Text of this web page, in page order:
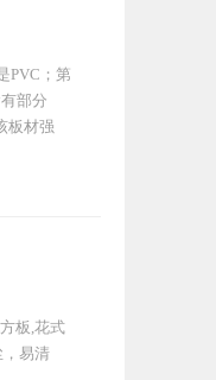
PVC；第
部分
板材强
板,花式
，易清